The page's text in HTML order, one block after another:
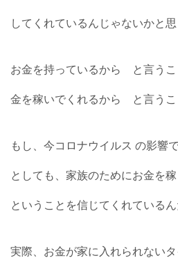
してくれているんじゃないかと思
お金を持っているから と言うこ
金を稼いでくれるから と言うこ
もし、今コロナウイルス の影響
としても、家族のためにお金を
ということを信じてくれているん
実際、お金が家に入れられない